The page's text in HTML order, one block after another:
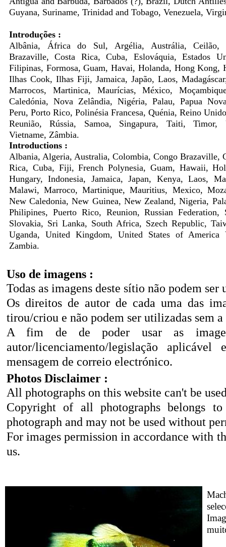
Guyana, Suriname, Trinidad and Tobago, Venezuela,
Introduções :
Albânia, África do Sul, Argélia, Austrália, Ceilão,
Brazaville, Costa Rica, Cuba, Eslováquia, Estados
Filipinas, Formosa, Guam, Havai, Holanda, Hong Kong,
Ilhas Cook, Ilhas Fiji, Jamaica, Japão, Laos,
Marrocos, Martinica, Maurícias, México,
Caledónia, Nova Zelândia, Nigéria, Palau, Papua
Peru, Porto Rico, Polinésia Francesa, Quénia, Reino
Reunião, Rússia, Samoa, Singapura, Taiti, Timor,
Vietname, Zâmbia.
Introductions :
Albania, Algeria, Australia, Colombia, Congo Brazaville,
Rica, Cuba, Fiji, French Polynesia, Guam, Hawaii,
Hungary, Indonesia, Jamaica, Japan, Kenya, Laos,
Malawi, Marroco, Martinique, Mauritius, Mexico,
New Caledonia, New Guinea, New Zealand, Nigeria,
Philipines, Puerto Rico, Reunion, Russian Federation,
Slovakia, Sri Lanka, South Africa, Szech Republic,
Uganda, United Kingdom, United States of America
Zambia.
Uso de imagens :
Todas as imagens deste sítio não podem ser
Os direitos de autor de cada uma das
tirou/criou e não podem ser utilizadas sem
A fim de de poder usar as
autor/licenciamento/legislação
mensagem de correio electrónico.
Photos Disclaimer :
All photographs on this website can't be
Copyright of all photographs belongs
photograph and may not be used without
For images permission in accordance with
us.